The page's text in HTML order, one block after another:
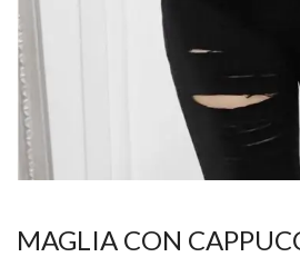
MAGLIA CON